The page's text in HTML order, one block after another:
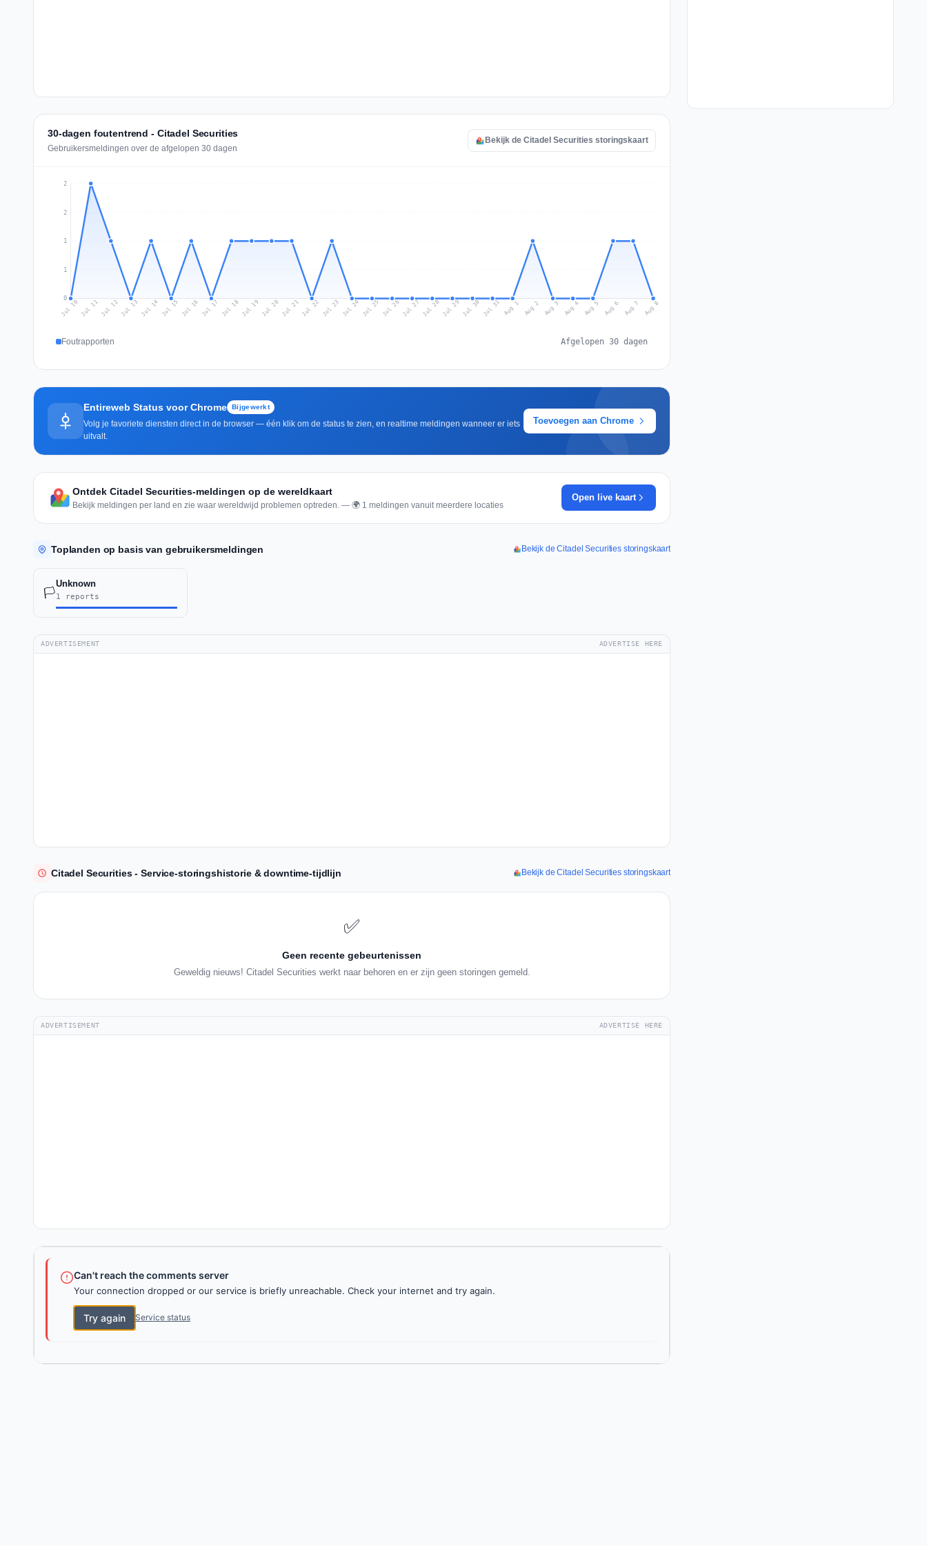
30-dagen foutentrend - Citadel Securities
Gebruikersmeldingen over de afgelopen 30 dagen
Bekijk de Citadel Securities storingskaart
0
1
1
2
2
Jul 10 Jul 11Jul 12Jul 13 Jul 14 Jul 15 Jul 16 Jul 17 Jul 18Jul 19 Jul 20 Jul 21Jul 22 Jul 23 Jul 24 Jul 25 Jul 26Jul 27 Jul 28Jul 29 Jul 30 Jul 31 Aug 1 Aug 2 Aug 3 Aug 4 Aug 5 Aug 6 Aug 7 Aug 8
Foutrapporten Afgelopen 30 dagen
Entireweb Status voor Chrome Bijgewerkt
Volg je favoriete diensten direct in de browser — één klik om de status te zien, en realtime meldingen wanneer er iets
uitvalt.
Toevoegen aan Chrome
Ontdek Citadel Securities-meldingen op de wereldkaart
Bekijk meldingen per land en zie waar wereldwijd problemen optreden. — 🌍 1 meldingen vanuit meerdere locaties
Open live kaart
Toplanden op basis van gebruikersmeldingen Bekijk de Citadel Securities storingskaart
🏳️
Unknown
1 reports
ADVERTISEMENT ADVERTISE HERE
Citadel Securities - Service-storingshistorie & downtime-tijdlijn Bekijk de Citadel Securities storingskaart
✅
Geen recente gebeurtenissen
Geweldig nieuws! Citadel Securities werkt naar behoren en er zijn geen storingen gemeld.
ADVERTISEMENT ADVERTISE HERE
Can't reach the comments server
Your connection dropped or our service is briefly unreachable. Check your internet and try again.
Try again Service status